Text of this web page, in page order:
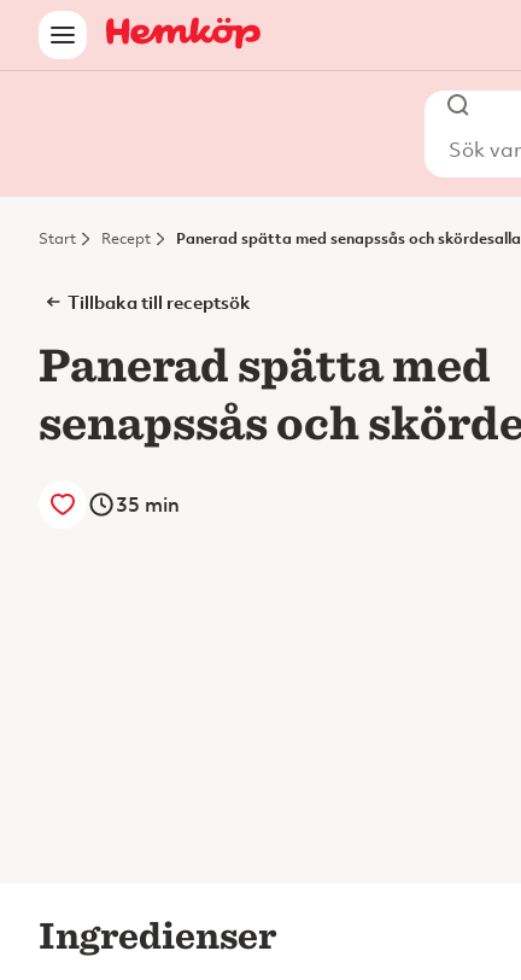
Start Recept Panerad spätta med senapssås och
Tillbaka till receptsök
Panerad spätta med
senapssås och
35 min
Ingredienser